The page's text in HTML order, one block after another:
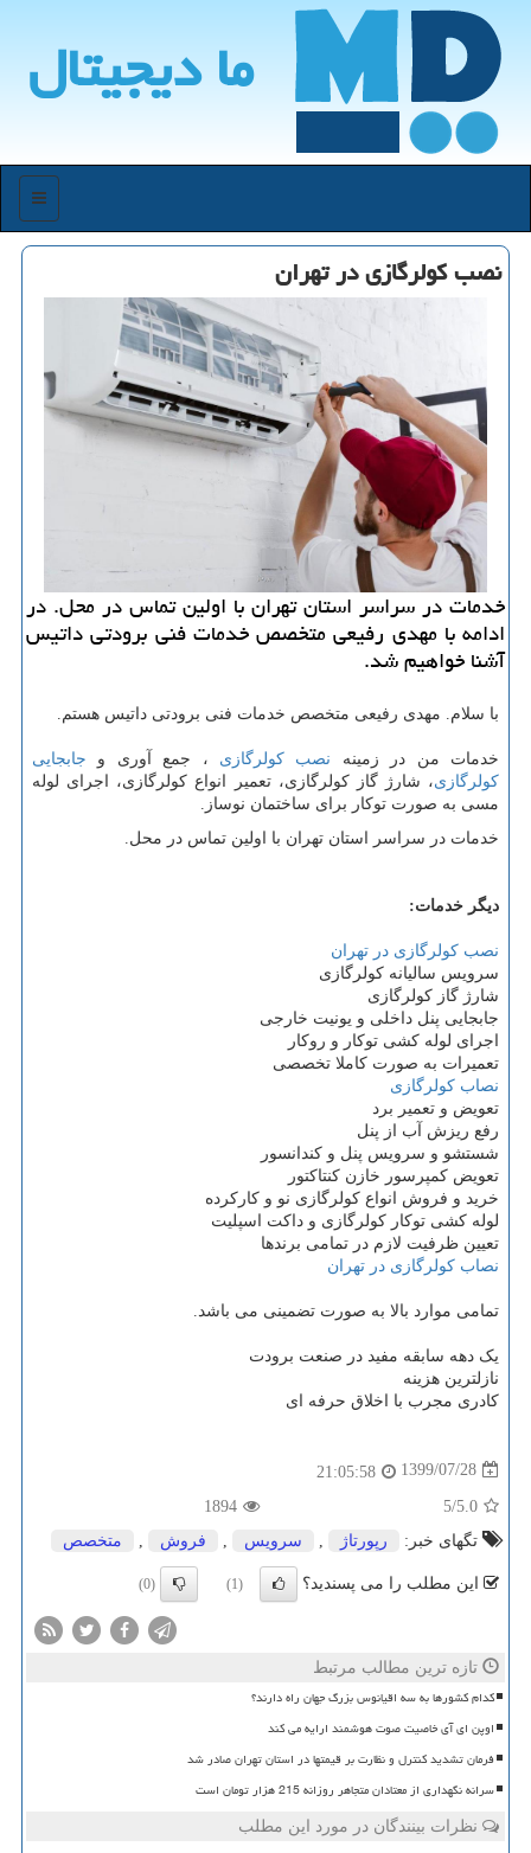
ما دیجیتال
منو
نصب كولرگازی در تهران
خدمات در سراسر استان تهران با اولین تماس در محل. در
ادامه با مهدی رفیعی متخصص خدمات فنی برودتی داتیس
آشنا خواهیم شد.
با سلام. مهدی رفیعی متخصص خدمات فنی برودتی داتیس هستم.
خدمات من در زمینه نصب کولرگازی ، جمع آوری و جابجایی
کولرگازی، شارژ گاز کولرگازی، تعمیر انواع کولرگازی، اجرای لوله
مسی به صورت توکار برای ساختمان نوساز.
خدمات در سراسر استان تهران با اولین تماس در محل.
دیگر خدمات:
نصب کولرگازی در تهران
سرویس سالیانه کولرگازی
شارژ گاز کولرگازی
جابجایی پنل داخلی و یونیت خارجی
اجرای لوله کشی توکار و روکار
تعمیرات به صورت کاملا تخصصی
نصاب کولرگازی
تعویض و تعمیر برد
رفع ریزش آب از پنل
شستشو و سرویس پنل و کندانسور
تعویض کمپرسور خازن کنتاکتور
خرید و فروش انواع کولرگازی نو و کارکرده
لوله کشی توکار کولرگازی و داکت اسپلیت
تعیین ظرفیت لازم در تمامی برندها
نصاب کولرگازی در تهران
تمامی موارد بالا به صورت تضمینی می باشد.
یک دهه سابقه مفید در صنعت برودت
نازلترین هزینه
کادری مجرب با اخلاق حرفه ای
1399/07/28
21:05:58
5.0
/5
1894
تگهای خبر:
رپورتاژ سرویس فروش متخصص
این مطلب را می پسندید؟ (1)
(0)
تازه ترین مطالب مرتبط
کدام کشورها به سه اقیانوس بزرگ جهان راه دارند؟
اوپن ای آی خاصیت صوت هوشمند ارایه می کند
فرمان تشدید کنترل و نظارت بر قیمتها در استان تهران صادر شد
سرانه نگهداری از معتادان متجاهر روزانه 215 هزار تومان است
نظرات بینندگان در مورد این مطلب